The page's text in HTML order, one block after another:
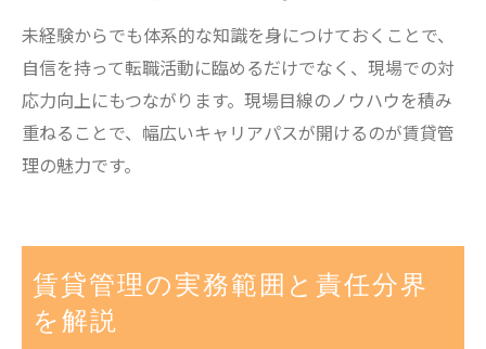
未経験からでも体系的な知識を身につけておくことで、
自信を持って転職活動に臨めるだけでなく、現場での対
応力向上にもつながります。現場目線のノウハウを積み
重ねることで、幅広いキャリアパスが開けるのが賃貸管
理の魅力です。
賃貸管理の実務範囲と責任分界
を解説